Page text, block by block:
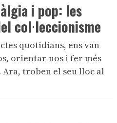
i pop: les
col·leccionisme
quotidians, ens van
orientar-nos i fer més
Ara, troben el seu lloc al